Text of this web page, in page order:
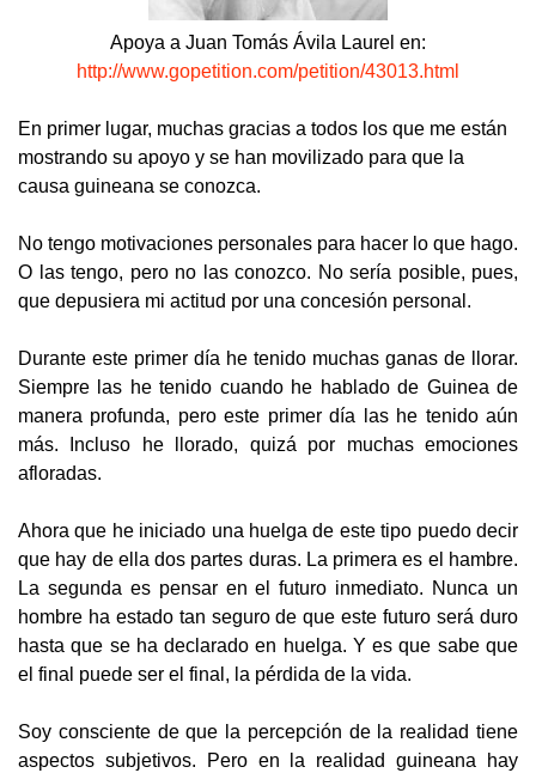
Apoya a Juan Tomás Ávila Laurel en:
http://www.gopetition.com/petition/43013.html
En primer lugar, muchas gracias a todos los que me están
mostrando su apoyo y se han movilizado para que la
causa guineana se conozca.
No tengo motivaciones personales para hacer lo que hago.
O las tengo, pero no las conozco. No sería posible, pues,
que depusiera mi actitud por una concesión personal.
Durante este primer día he tenido muchas ganas de llorar.
Siempre las he tenido cuando he hablado de Guinea de
manera profunda, pero este primer día las he tenido aún
más. Incluso he llorado, quizá por muchas emociones
afloradas.
Ahora que he iniciado una huelga de este tipo puedo decir
que hay de ella dos partes duras. La primera es el hambre.
La segunda es pensar en el futuro inmediato. Nunca un
hombre ha estado tan seguro de que este futuro será duro
hasta que se ha declarado en huelga. Y es que sabe que
el final puede ser el final, la pérdida de la vida.
Soy consciente de que la percepción de la realidad tiene
aspectos subjetivos. Pero en la realidad guineana hay